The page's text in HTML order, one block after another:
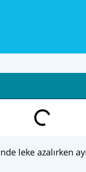
leke azalırken